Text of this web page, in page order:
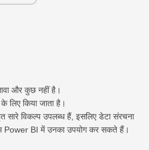
और कुछ नहीं है।
लिए किया जाता है।
सारे विकल्प उपलब्ध हैं, इसलिए डेटा संरचना
Power BI में उनका उपयोग कर सकते हैं।